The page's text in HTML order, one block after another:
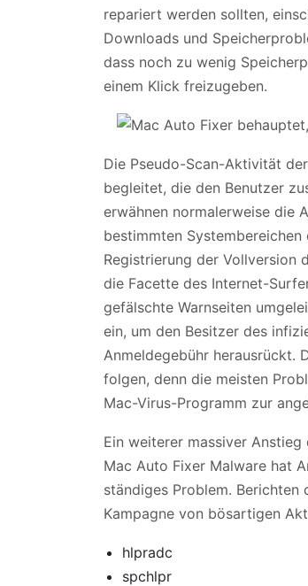
repariert werden sollten,
Downloads und
dass noch zu wenig
einem Klick freizugeben.
Die Pseudo-Scan-Aktivität
begleitet, die den Benutzer
erwähnen normalerweise die
bestimmten
Registrierung der Vollversion
die Facette des Internet-
gefälschte Warnseiten
ein, um den Besitzer des
Anmeldegebühr herausrückt.
folgen, denn die meisten
Mac-Virus-Programm zur
Ein weiterer massiver
Mac Auto Fixer Malware hat
ständiges Problem.
Kampagne von bösartigen
hlpradc
spchlpr